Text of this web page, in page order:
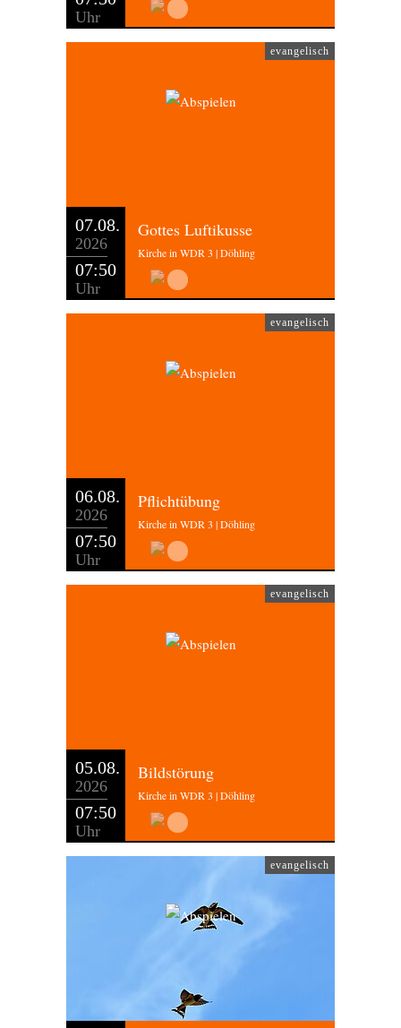
Uhr
evangelisch
07.08.
2026
07:50
Uhr
Gottes Luftikusse
Kirche in WDR 3 | Döhling
evangelisch
06.08.
2026
07:50
Uhr
Pflichtübung
Kirche in WDR 3 | Döhling
evangelisch
05.08.
2026
07:50
Uhr
Bildstörung
Kirche in WDR 3 | Döhling
evangelisch